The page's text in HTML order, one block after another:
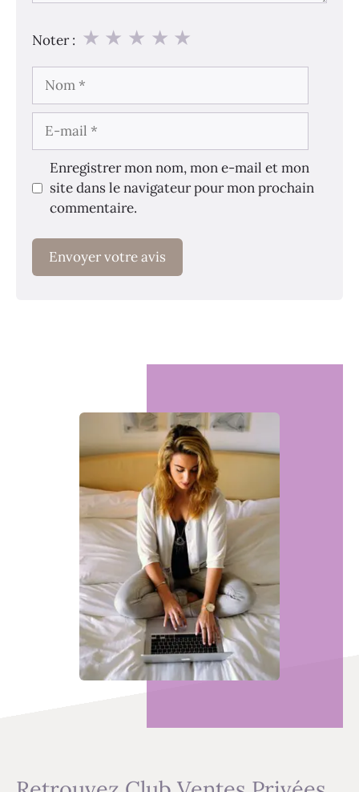
Noter : ★
★
★
★
★
mail
Enregistrer mon nom, mon e-mail et mon
site dans le navigateur pour mon prochain
commentaire.